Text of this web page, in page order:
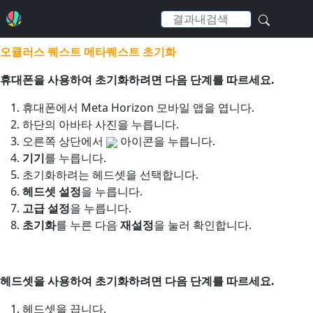
오큘러스 퀘스트 메타퀘스트 초기화
휴대폰을 사용하여 초기화하려면 다음 단계를 따르세요.
휴대폰에서 Meta Horizon 모바일 앱을 엽니다.
하단의 아바타 사진을 누릅니다.
오른쪽 상단에서
아이콘을 누릅니다.
기기를 누릅니다.
초기화하려는 헤드셋을 선택합니다.
헤드셋 설정을 누릅니다.
고급 설정을 누릅니다.
초기화를 누른 다음 재설정을 눌러 확인합니다.
헤드셋을 사용하여 초기화하려면 다음 단계를 따르세요.
헤드셋을 끕니다.